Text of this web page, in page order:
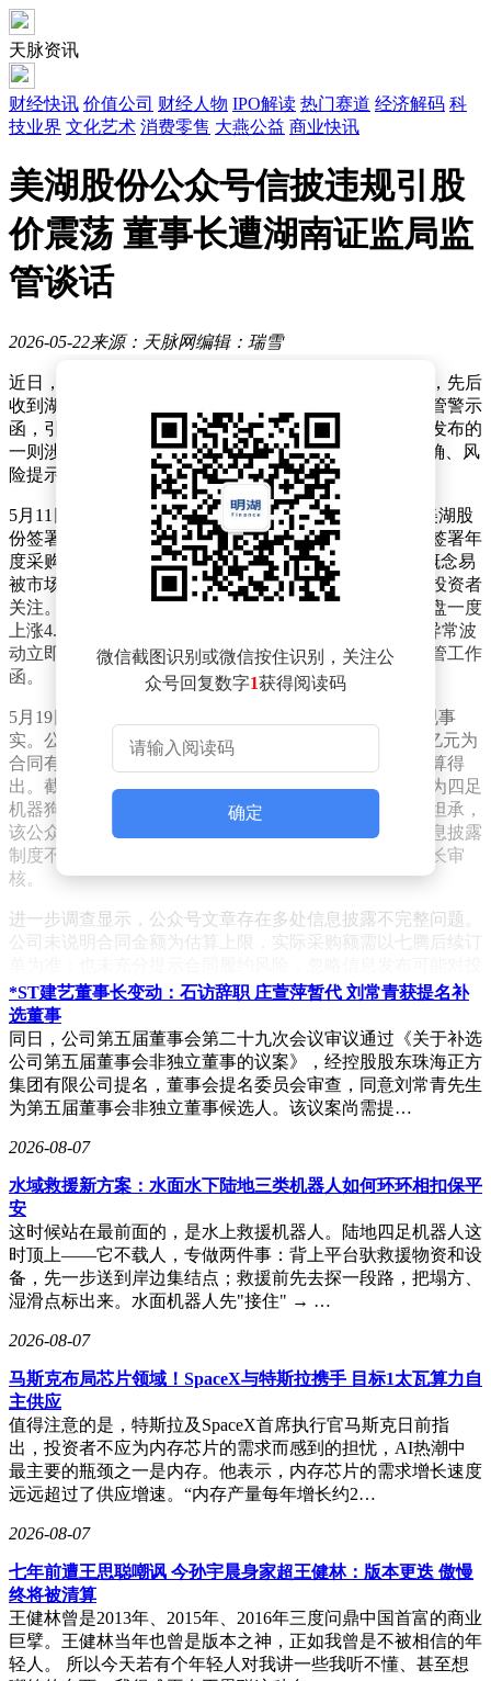
天脉资讯
财经快讯 价值公司 财经人物 IPO解读 热门赛道 经济解码 科
技业界 文化艺术 消费零售 大燕公益 商业快讯
美湖股份公众号信披违规引股
价震荡 董事长遭湖南证监局监
管谈话
2026-05-22来源：天脉网编辑：瑞雪
近日，湖南美湖智造股份有限公司因信息披露违规问题，先后
收到湖南证监局监管谈话措施决定和上海证券交易所监管警示
函，引发市场广泛关注。此次事件源于公司微信公众号发布的
一则涉及“具身智能”概念的订单合同信息，因内容不准确、风
险提示不足，导致股价剧烈波动并引发监管介入。
5月11日晚间，美湖股份官方公众号发布题为《喜报｜美湖股
份签署具身智能订单合同》的文章，宣称与七腾机器人签署年
度采购合同，合同总金额达9.43亿元。由于“具身智能”概念易
被市场关联至人形机器人等热门领域，该消息迅速引发投资者
关注。然而，文章发布后不久被删除，公司股价当日早盘一度
上涨4.78%，最终收跌2.32%，全天振幅达9.77%。这种异常波
动立即引起监管部门注意，上交所当晚即向公司发出监管工作
函。
5月19日晚，美湖股份在回复监管工作函时承认多项违规事
实。公司表示，与七腾签订的合同实为框架协议，9.43亿元为
合同有效期内采购金额上限，系按最高采购量18万台估算得
出。截至回复日，实际仅落实90台订单。合同涉及产品为四足
机器狗零部件，而非市场误解的人形机器人产品。公司坦承，
该公众号文章由宣传部门自行撰写发布，工作人员对信息披露
制度不熟悉，未按规定上报证券部、董事会秘书及董事长审
核。
进一步调查显示，公众号文章存在多处信息披露不完整问题。
公司未说明合同金额为估算上限，实际采购额需以七腾后续订
资者决策产生的重大影响。从3月底至5月11日，美湖股份股价
从30.4元/股最高涨至42.06元/股，但事件发生后8个交易日内累
计下跌24.74%，市值蒸发约30亿元。截至5月22日收盘，公司
股价报31.87元/股，总市值108.1亿元。
监管部门对此次违规行为作出严肃处理。5月22日，湖南证监
局认定公司违反《上市公司信息披露管理办法》第五条规定，
决定对公司采取监管谈话措施，要求董事长携带有效证件到局
司在30日内提交书面整改报告。同日，上交所对美湖股份及时
任董事长（代行董事会秘书）许仲秋予以监管警示，指出公司
未披露合同标的实际为机器狗部件，也未充分提示合同金额的
不确定性风险，直至监管督促后才补充说明。
上交所特别强调，“具身智能”作为市场热点概念，上市公司发
风险。监管部门要求美湖股份在收到决定书后1个月内，提交
经全体董事、高级管理人员签字确认的整改报告。值得注意的
是，这并非近期首例自媒体信披违规案例。此前双良节能及其
控股股东因在公众号发布涉及SpaceX海外订单的误导性信
息，被合计处以1300万元罚款，成为A股市场首例针对微信公
众号误导性信息的行政处罚。
业内人士指出，近期A股市场连续出现的信息披露违规案例表
明，无论通过传统渠道还是新媒体平台，上市公司都必须严格
份将官网、公众号、e互动等所有信息发布渠道纳入统一管
理，建立严格的内容审核机制，确保披露信息真实、准确、完
整。这一要求不仅针对特定企业，更为整个资本市场敲响了合
规警钟。
微信截图识别或微信按住识别，关注公
众号回复数字1获得阅读码
确定
*ST建艺董事长变动：石访辞职 庄萱萍暂代 刘常青获提名补
选董事
同日，公司第五届董事会第二十九次会议审议通过《关于补选
公司第五届董事会非独立董事的议案》，经控股股东珠海正方
集团有限公司提名，董事会提名委员会审查，同意刘常青先生
为第五届董事会非独立董事候选人。该议案尚需提…
2026-08-07
水域救援新方案：水面水下陆地三类机器人如何环环相扣保平
安
这时候站在最前面的，是水上救援机器人。陆地四足机器人这
时顶上——它不载人，专做两件事：背上平台驮救援物资和设
备，先一步送到岸边集结点；救援前先去探一段路，把塌方、
湿滑点标出来。水面机器人先"接住" → …
2026-08-07
马斯克布局芯片领域！SpaceX与特斯拉携手 目标1太瓦算力自
主供应
值得注意的是，特斯拉及SpaceX首席执行官马斯克日前指
出，投资者不应为内存芯片的需求而感到的担忧，AI热潮中
最主要的瓶颈之一是内存。他表示，内存芯片的需求增长速度
远远超过了供应增速。“内存产量每年增长约2…
2026-08-07
七年前遭王思聪嘲讽 今孙宇晨身家超王健林：版本更迭 傲慢
终将被清算
王健林曾是2013年、2015年、2016年三度问鼎中国首富的商业
巨擘。王健林当年也曾是版本之神，正如我曾是不被相信的年
轻人。 所以今天若有个年轻人对我讲一些我听不懂、甚至想